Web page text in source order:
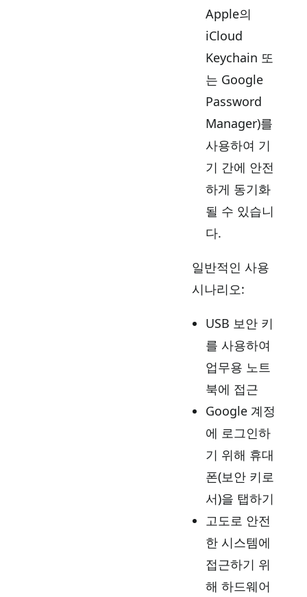
Apple의
iCloud
Keychain 또
는 Google
Password
Manager)를
사용하여 기
기 간에 안전
하게 동기화
될 수 있습니
다.
일반적인 사용
시나리오:
USB 보안 키
를 사용하여
업무용 노트
북에 접근
Google 계정
에 로그인하
기 위해 휴대
폰(보안 키로
서)을 탭하기
고도로 안전
한 시스템에
접근하기 위
해 하드웨어